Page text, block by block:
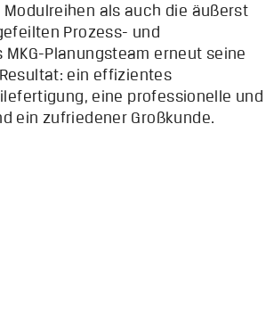
als auch die äußerst
Prozess- und
Planungsteam erneut seine
ein effizientes
eine professionelle und
ein zufriedener Großkunde.